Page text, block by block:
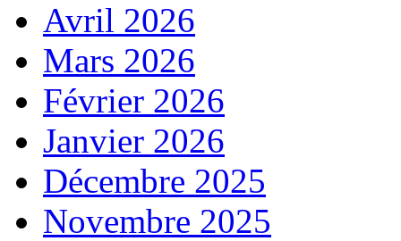
Avril 2026
Mars 2026
Février 2026
Janvier 2026
Décembre 2025
Novembre 2025